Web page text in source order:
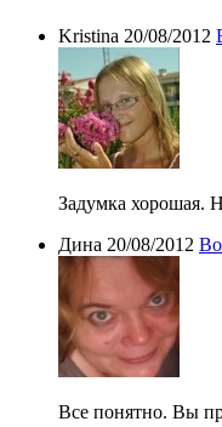
Kristina 20/08/2012
Задумка хорошая.
Дина 20/08/2012
Все понятно. Вы